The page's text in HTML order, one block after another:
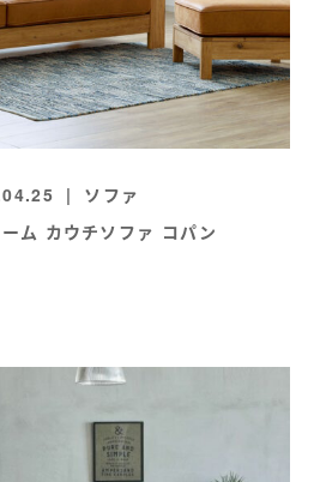
ソファ
ム カウチソファ コパン